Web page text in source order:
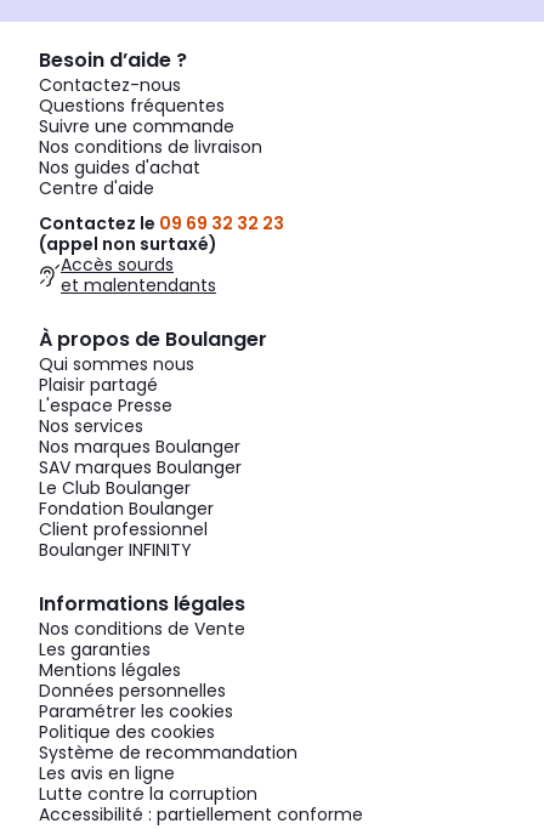
Besoin d’aide ?
Contactez-nous
Questions fréquentes
Suivre une commande
Nos conditions de livraison
Nos guides d'achat
Centre d'aide
Contactez le 09 69 32 32 23
(appel non surtaxé)
Accès sourds
et malentendants
À propos de Boulanger
Qui sommes nous
Plaisir partagé
L'espace Presse
Nos services
Nos marques Boulanger
SAV marques Boulanger
Le Club Boulanger
Fondation Boulanger
Client professionnel
Boulanger INFINITY
Informations légales
Nos conditions de Vente
Les garanties
Mentions légales
Données personnelles
Paramétrer les cookies
Politique des cookies
Système de recommandation
Les avis en ligne
Lutte contre la corruption
Accessibilité : partiellement conforme